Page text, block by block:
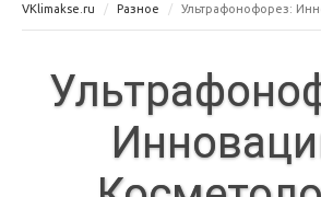
VKlimakse.ru Разное Ультрафонофорез: